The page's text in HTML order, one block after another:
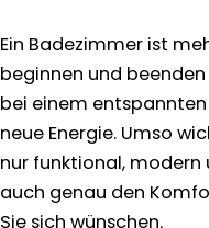
Ein Badezimmer ist
beginnen und
bei einem
neue Energie. Umso
nur funktional, modern
auch genau den
Sie sich wünschen.